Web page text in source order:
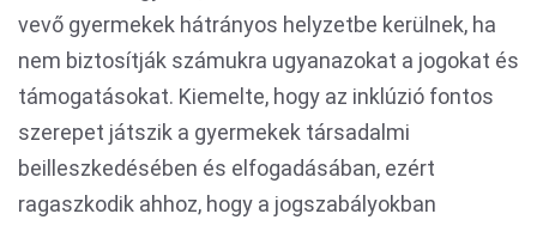
vevő gyermekek hátrányos helyzetbe kerülnek, ha
nem biztosítják számukra ugyanazokat a jogokat és
támogatásokat. Kiemelte, hogy az inklúzió fontos
szerepet játszik a gyermekek társadalmi
beilleszkedésében és elfogadásában, ezért
ragaszkodik ahhoz, hogy a jogszabályokban